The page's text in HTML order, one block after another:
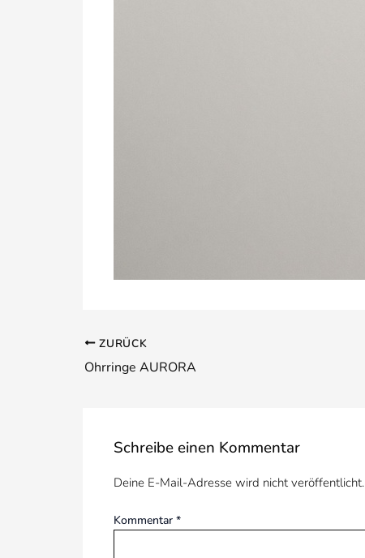
ZURÜCK
Ohrringe AURORA
Schreibe einen Kommentar
Deine E-Mail-Adresse wird nicht veröffentlicht.
Kommentar *